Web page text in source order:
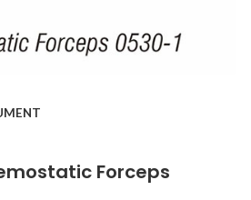
Forceps